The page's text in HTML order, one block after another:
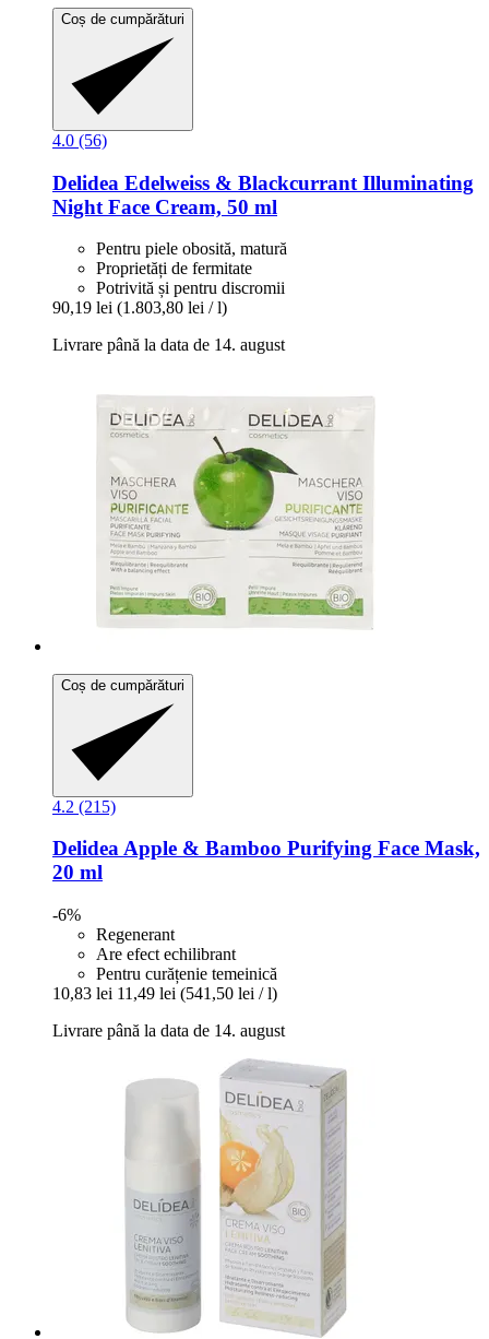
Coș de cumpărături
4.0 (56)
Delidea Edelweiss & Blackcurrant Illuminating
Night Face Cream, 50 ml
Pentru piele obosită, matură
Proprietăți de fermitate
Potrivită și pentru discromii
90,19 lei (1.803,80 lei / l)
Livrare până la data de 14. august
Coș de cumpărături
4.2 (215)
DelideaApple & Bamboo Purifying Face Mask,
20 ml
-6%
Regenerant
Are efect echilibrant
Pentru curățenie temeinică
10,83 lei 11,49 lei (541,50 lei / l)
Livrare până la data de 14. august